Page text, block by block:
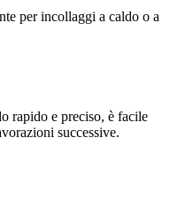
per incollaggi a caldo o a
rapido e preciso, è facile
successive.